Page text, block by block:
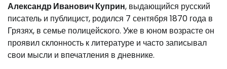
Александр Иванович Куприн, выдающийся русский
писатель и публицист, родился 7 сентября 1870 года в
Грязях, в семье полицейского. Уже в юном возрасте он
проявил склонность к литературе и часто записывал
свои мысли и впечатления в дневнике.